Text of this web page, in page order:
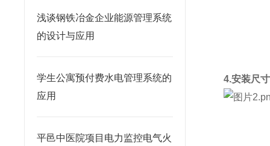
4.安装尺寸
浅谈钢铁冶金企业能源管理系统
的设计与应用
学生公寓预付费水电管理系统的
应用
平邑中医院项目电力监控电气火